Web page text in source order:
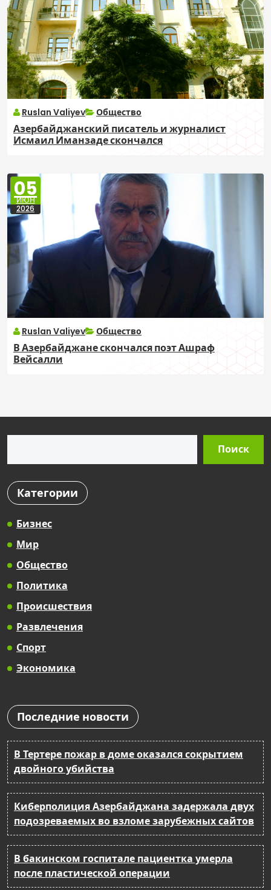
Ruslan Valiyev Общество
Азербайджанский писатель и журналист
Исмаил Иманзаде скончался
05
ИЮН
2026
Ruslan Valiyev Общество
В Азербайджане скончался поэт Ашраф
Вейсалли
Поиск
Категории
Бизнес
Мир
Общество
Политика
Происшествия
Развлечения
Спорт
Экономика
Последние новости
В Тертере пожар в доме оказался сокрытием
двойного убийства
Киберполиция Азербайджана задержала двух
подозреваемых во взломе зарубежных сайтов
В бакинском госпитале пациентка умерла
после пластической операции